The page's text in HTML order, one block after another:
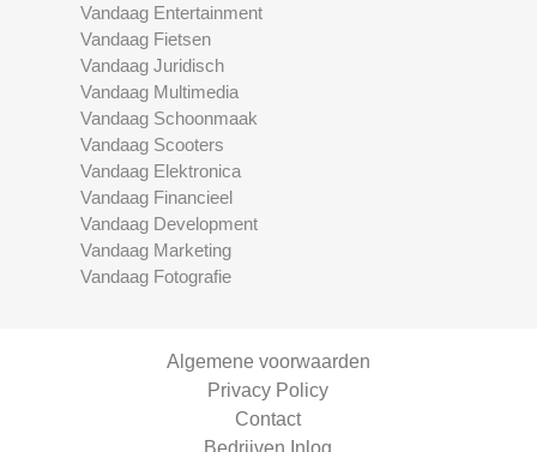
Vandaag Entertainment
Vandaag Fietsen
Vandaag Juridisch
Vandaag Multimedia
Vandaag Schoonmaak
Vandaag Scooters
Vandaag Elektronica
Vandaag Financieel
Vandaag Development
Vandaag Marketing
Vandaag Fotografie
Algemene voorwaarden
Privacy Policy
Contact
Bedrijven Inlog